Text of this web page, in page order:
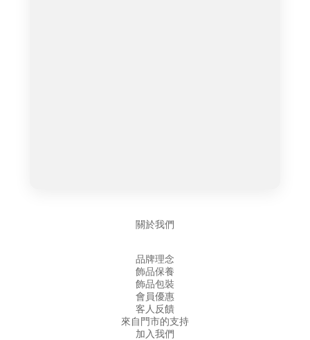
關於我們
品牌理念
飾品保養
飾品包裝
會員優惠
客人反饋
來自門市的支持
加入我們